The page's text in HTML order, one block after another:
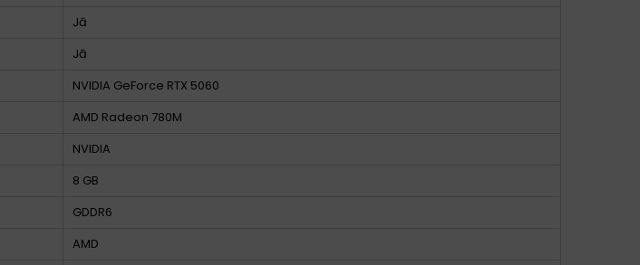
Jā
Jā
NVIDIA GeForce RTX 5060
AMD Radeon 780M
NVIDIA
8 GB
GDDR6
AMD